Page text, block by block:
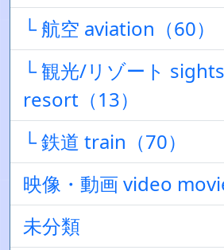
└ 航空 aviation（60）
└ 観光/リゾート
resort（13）
└ 鉄道 train（70）
映像・動画 video
未分類